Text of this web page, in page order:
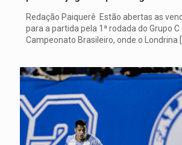
Redação Paiquerê Estão abertas as
para a partida pela 1ª rodada do Grupo C
Campeonato Brasileiro, onde o Londrina